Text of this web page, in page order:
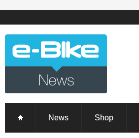
News Shop